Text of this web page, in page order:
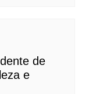
de
e